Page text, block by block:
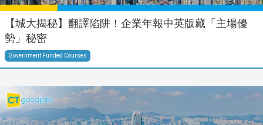
【城大揭秘】翻譯陷阱！企業年報中英版藏「主場優
勢」秘密
Government Funded Courses